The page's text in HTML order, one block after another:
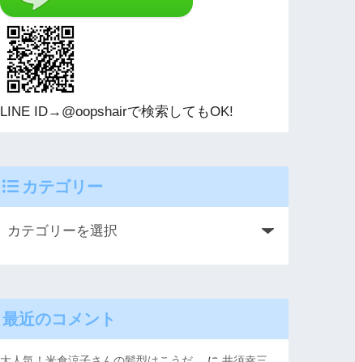
LINE ID→@oopshairで検索してもOK!
カテゴリー
最近のコメント